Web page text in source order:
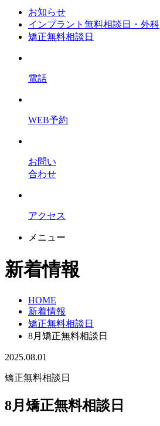
お知らせ
インプラント無料相談日・外科
矯正無料相談日
電話
WEB予約
お問い
合わせ
アクセス
メニュー
新着情報
HOME
新着情報
矯正無料相談日
8月矯正無料相談日
2025.08.01
矯正無料相談日
8月矯正無料相談日